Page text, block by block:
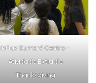
inFlux Sumaré Centro –
Atividade Extra de
Thanksgiving